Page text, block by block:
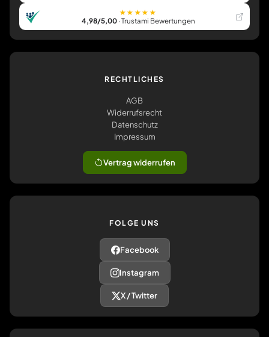
★★★★★
4,98/5,00· Trustami Bewertungen
RECHTLICHES
AGB
Widerrufsrecht
Datenschutz
Impressum
Vertrag widerrufen
FOLGE UNS
Facebook
Instagram
X / Twitter